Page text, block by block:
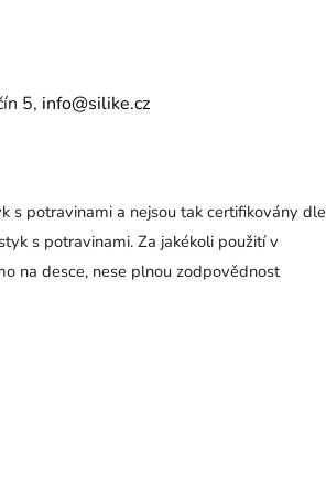
5, info@silike.cz
s potravinami a nejsou tak certifikovány dle
s potravinami. Za jakékoli použití v
na desce, nese plnou zodpovědnost